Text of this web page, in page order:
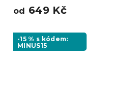
od 649 Kč
-15 % s kódem:
MINUS15